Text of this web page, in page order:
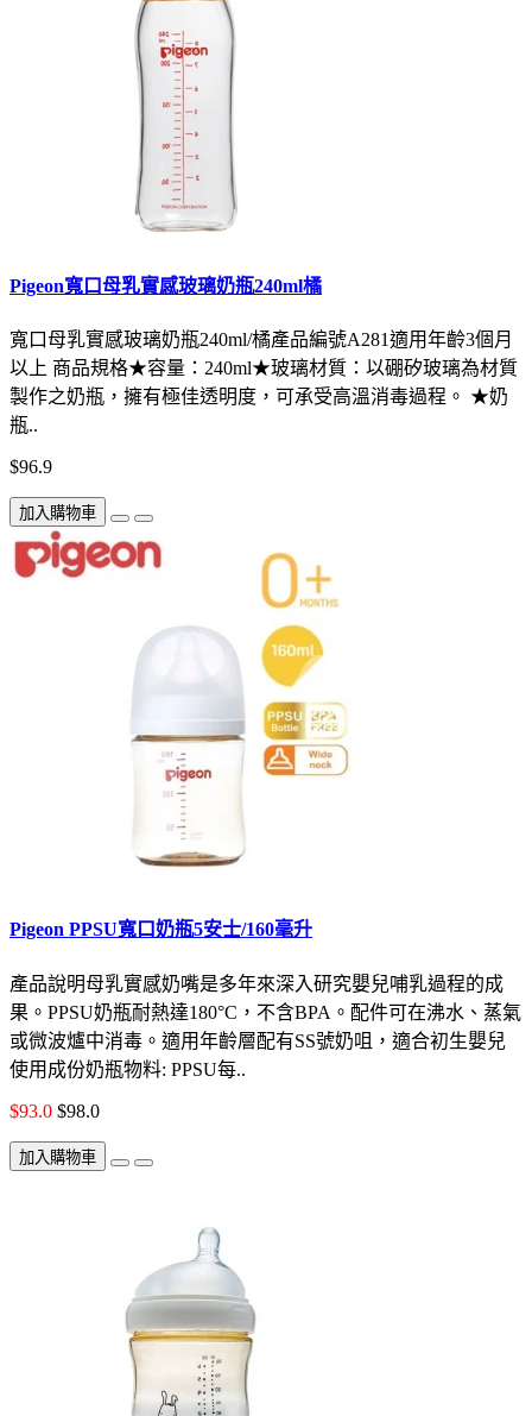
Pigeon寬口母乳實感玻璃奶瓶240ml橘
寬口母乳實感玻璃奶瓶240ml/橘產品編號A281適用年齡3個月
以上 商品規格★容量：240ml★玻璃材質：以硼矽玻璃為材質
製作之奶瓶，擁有極佳透明度，可承受高溫消毒過程。 ★奶
瓶..
$96.9
加入購物車
Pigeon PPSU寬口奶瓶5安士/160毫升
產品說明母乳實感奶嘴是多年來深入研究嬰兒哺乳過程的成
果。PPSU奶瓶耐熱達180°C，不含BPA。配件可在沸水、蒸氣
或微波爐中消毒。適用年齡層配有SS號奶咀，適合初生嬰兒
使用成份奶瓶物料: PPSU每..
$93.0 $98.0
加入購物車